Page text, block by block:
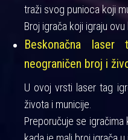
traži svog punioca koji
Broj igrača koji igraju
Beskonačna
neograničen broj i
U ovoj vrsti laser tag
života i municije.
Preporučuje se